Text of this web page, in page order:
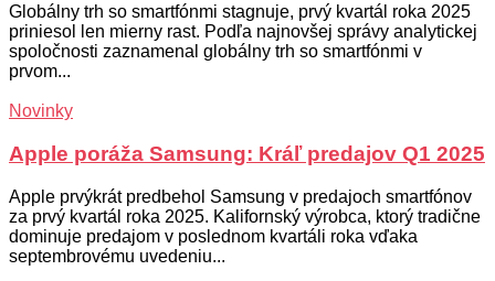
Globálny trh so smartfónmi stagnuje, prvý kvartál roka 2025
priniesol len mierny rast. Podľa najnovšej správy analytickej
spoločnosti zaznamenal globálny trh so smartfónmi v
prvom...
Novinky
Apple poráža Samsung: Kráľ predajov Q1 2025
Apple prvýkrát predbehol Samsung v predajoch smartfónov
za prvý kvartál roka 2025. Kalifornský výrobca, ktorý tradične
dominuje predajom v poslednom kvartáli roka vďaka
septembrovému uvedeniu...